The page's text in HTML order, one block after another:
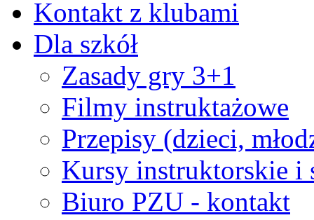
Kontakt z klubami
Dla szkół
Zasady gry 3+1
Filmy instruktażowe
Przepisy (dzieci,
Kursy instruktorskie i
Biuro PZU - kontakt